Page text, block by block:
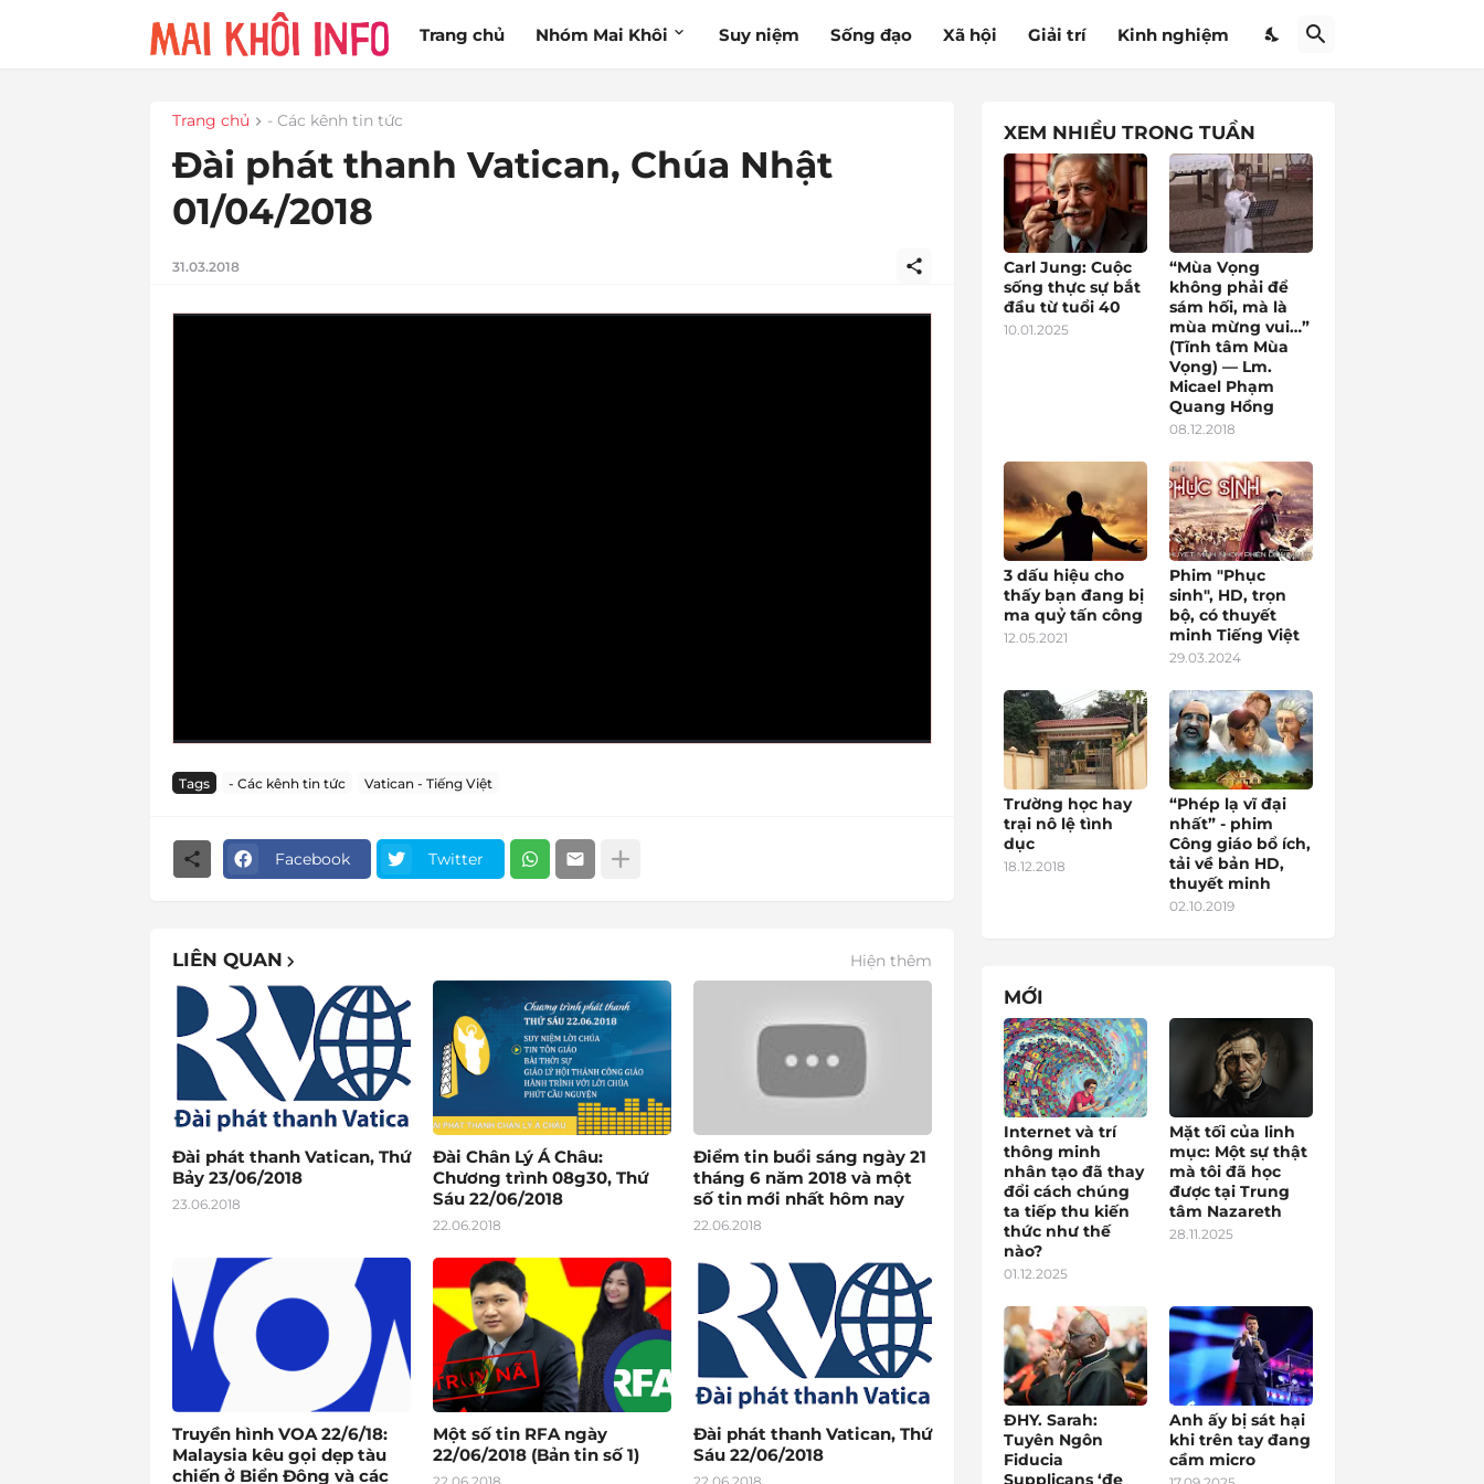
Trang chủ Nhóm Mai Khôi Suy niệm Sống đạo Xã hội Giải trí Kinh nghiệm
Trang chủ - Các kênh tin tức
Đài phát thanh Vatican, Chúa Nhật
01/04/2018
31.03.2018
Tags - Các kênh tin tức Vatican - Tiếng Việt
Facebook Twitter
LIÊN QUAN Hiện thêm
Đài phát thanh Vatican, Thứ
Bảy 23/06/2018
23.06.2018
Đài Chân Lý Á Châu:
Chương trình 08g30, Thứ
Sáu 22/06/2018
22.06.2018
Điểm tin buổi sáng ngày 21
tháng 6 năm 2018 và một
số tin mới nhất hôm nay
22.06.2018
Truyền hình VOA 22/6/18:
Malaysia kêu gọi dẹp tàu
chiến ở Biển Đông và các
Một số tin RFA ngày
22/06/2018 (Bản tin số 1)
Đài phát thanh Vatican, Thứ
Sáu 22/06/2018
XEM NHIỀU TRONG TUẦN
Carl Jung: Cuộc
sống thực sự bắt
đầu từ tuổi 40
10.01.2025
“Mùa Vọng
không phải để
sám hối, mà là
mùa mừng vui…”
(Tĩnh tâm Mùa
Vọng) — Lm.
Micael Phạm
Quang Hồng
08.12.2018
3 dấu hiệu cho
thấy bạn đang bị
ma quỷ tấn công
12.05.2021
Phim "Phục
sinh", HD, trọn
bộ, có thuyết
minh Tiếng Việt
29.03.2024
Trường học hay
trại nô lệ tình
dục
18.12.2018
“Phép lạ vĩ đại
nhất” - phim
Công giáo bổ ích,
tải về bản HD,
thuyết minh
02.10.2019
MỚI
Internet và trí
thông minh
nhân tạo đã thay
đổi cách chúng
ta tiếp thu kiến
thức như thế
nào?
01.12.2025
Mặt tối của linh
mục: Một sự thật
mà tôi đã học
được tại Trung
tâm Nazareth
28.11.2025
ĐHY. Sarah:
Tuyên Ngôn
Fiducia
Supplicans ‘đe
Anh ấy bị sát hại
khi trên tay đang
cầm micro